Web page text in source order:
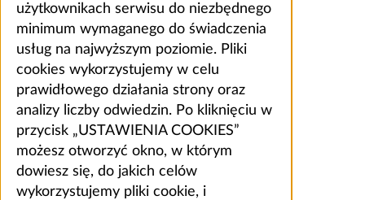
użytkownikach serwisu do niezbędnego
minimum wymaganego do świadczenia
usług na najwyższym poziomie. Pliki
cookies wykorzystujemy w celu
prawidłowego działania strony oraz
analizy liczby odwiedzin. Po kliknięciu w
przycisk „USTAWIENIA COOKIES”
możesz otworzyć okno, w którym
dowiesz się, do jakich celów
wykorzystujemy pliki cookie, i